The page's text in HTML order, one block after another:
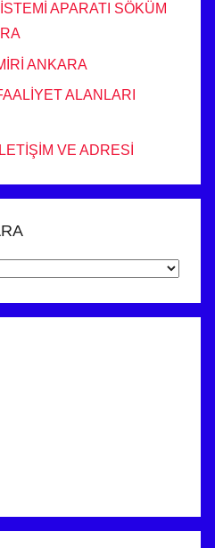
APARATI SÖKÜM
ANKARA
ALANLARI
VE ADRESİ